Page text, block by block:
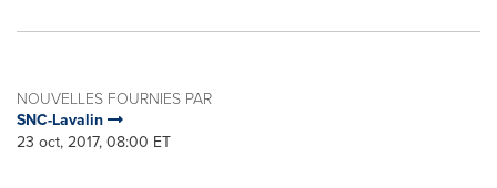
NOUVELLES FOURNIES PAR
SNC-Lavalin
23 oct, 2017, 08:00 ET